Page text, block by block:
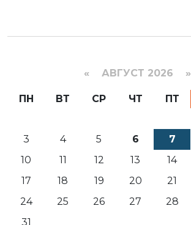
« АВГУСТ 2026 »
ПН ВТ СР ЧТ ПТ
3
4 5 6 7
10
11 12 13 14
17
18 19 20 21
24
25 26 27 28
31